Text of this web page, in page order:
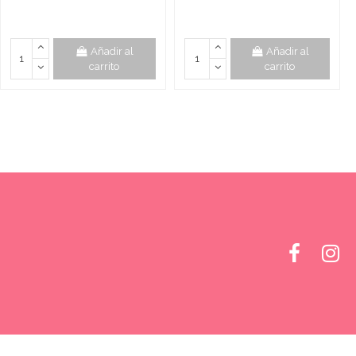
Añadir al
carrito
Añadir al
carrito